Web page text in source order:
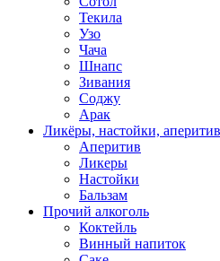
Текила
Узо
Чача
Шнапс
Зивания
Соджу
Арак
Ликёры, настойки,
Аперитив
Ликеры
Настойки
Бальзам
Прочий алкоголь
Коктейль
Винный напиток